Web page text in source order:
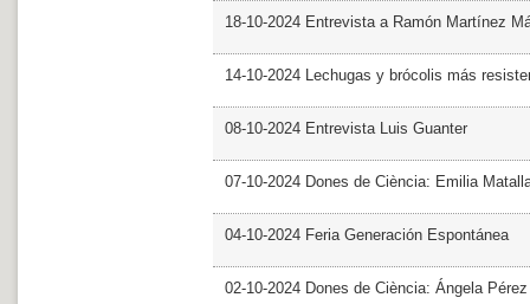
18-10-2024 Entrevista a Ramón Martínez
14-10-2024 Lechugas y brócolis más
08-10-2024 Entrevista Luis Guanter
07-10-2024 Dones de Ciència: Emilia
04-10-2024 Feria Generación Espontánea
02-10-2024 Dones de Ciència: Ángela Pérez